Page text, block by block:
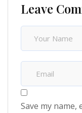
Leave
Save my name,